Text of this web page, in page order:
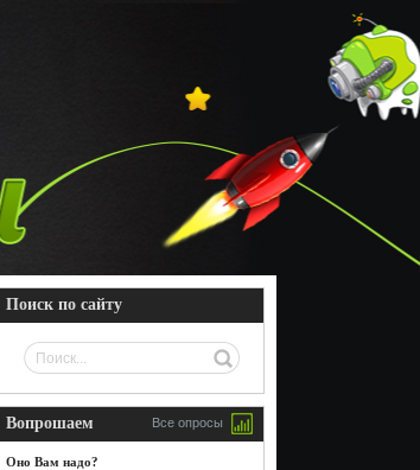
Поиск по сайту
Вопрошаем Все опросы
Оно Вам надо?